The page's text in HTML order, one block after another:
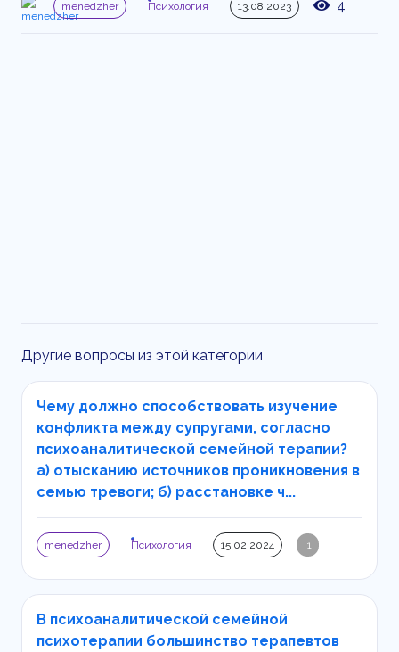
menedzher Психология 13.08.2023 4
Другие вопросы из этой категории
Чему должно способствовать изучение
конфликта между супругами, согласно
психоаналитической семейной терапии?
а) отысканию источников проникновения в
семью тревоги; б) расстановке ч...
menedzher Психология 15.02.2024 1
В психоаналитической семейной
психотерапии большинство терапевтов